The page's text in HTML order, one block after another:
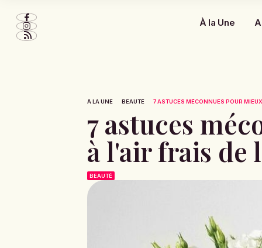
À la Une
À LA UNE BEAUTÉ 7 ASTUCES MÉCONNUES POUR
7 astuces
à l'air frais de
BEAUTÉ